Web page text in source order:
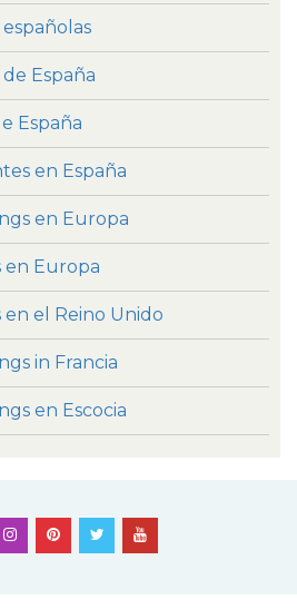
España
España
en España
en Europa
en Europa
en el Reino Unido
in Francia
en Escocia